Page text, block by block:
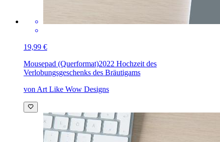
19,99 €
Mousepad (Querformat)2022 Hochzeit des
Verlobungsgeschenks des Bräutigams
von Art Like Wow Designs